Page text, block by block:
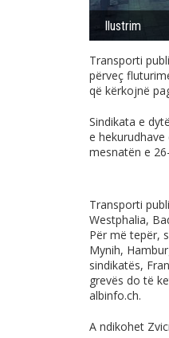
Ilustrim
Transporti
përveç
që kërkojnë
Sindikata e
e
mesnatën e
Transporti
Westphalia,
Për më tepër,
Mynih,
sindikatës,
grevës do të
albinfo.ch.
A ndikohet